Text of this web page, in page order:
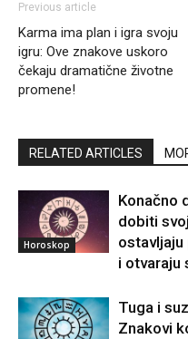
Previous article
Karma ima plan i igra svoju
igru: Ove znakove uskoro
čekaju dramatične životne
promene!
RELATED ARTICLES
Horoskop
Konačno
dobiti
i otvaraju
Tuga i
Znakovi